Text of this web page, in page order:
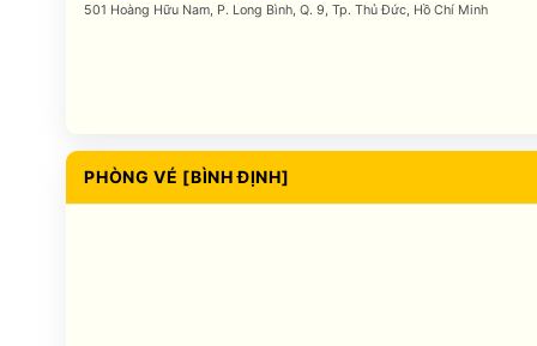
501 Hoàng Hữu Nam, P. Long Bình, Q. 9, Tp. Thủ Đức, Hồ Chí Minh
PHÒNG VÉ [BÌNH ĐỊNH]